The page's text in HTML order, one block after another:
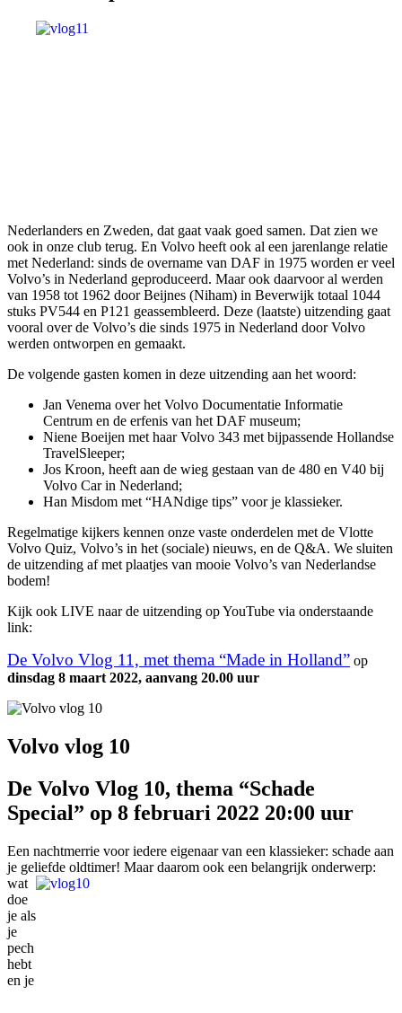
Nederlanders en Zweden, dat gaat vaak goed samen. Dat zien we
ook in onze club terug. En Volvo heeft ook al een jarenlange relatie
met Nederland: sinds de overname van DAF in 1975 worden er veel
Volvo’s in Nederland geproduceerd. Maar ook daarvoor al werden
van 1958 tot 1962 door Beijnes (Niham) in Beverwijk totaal 1044
stuks PV544 en P121 geassembleerd. Deze (laatste) uitzending gaat
vooral over de Volvo’s die sinds 1975 in Nederland door Volvo
werden ontworpen en gemaakt.
De volgende gasten komen in deze uitzending aan het woord:
Jan Venema over het Volvo Documentatie Informatie
Centrum en de erfenis van het DAF museum;
Niene Boeijen met haar Volvo 343 met bijpassende Hollandse
TravelSleeper;
Jos Kroon, heeft aan de wieg gestaan van de 480 en V40 bij
Volvo Car in Nederland;
Han Misdom met “HANdige tips” voor je klassieker.
Regelmatige kijkers kennen onze vaste onderdelen met de Vlotte
Volvo Quiz, Volvo’s in het (sociale) nieuws, en de Q&A. We sluiten
de uitzending af met plaatjes van mooie Volvo’s van Nederlandse
bodem!
Kijk ook LIVE naar de uitzending op YouTube via onderstaande
link:
De Volvo Vlog 11, met thema “Made in Holland” op
dinsdag 8 maart 2022, aanvang 20.00 uur
Volvo vlog 10
De Volvo Vlog 10, thema “Schade
Special” op 8 februari 2022 20:00 uur
Een nachtmerrie voor iedere eigenaar van een klassieker: schade aan
je geliefde oldtimer! Maar daarom ook een belangrijk onderwerp:
wat
doe
je als
je
pech
hebt
en je